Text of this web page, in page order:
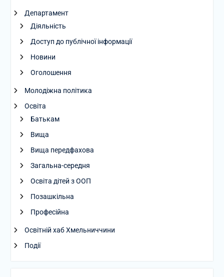
Департамент
Діяльність
Доступ до публічної інформації
Новини
Оголошення
Молодіжна політика
Освіта
Батькам
Вища
Вища передфахова
Загальна-середня
Освіта дітей з ООП
Позашкільна
Професійна
Освітній хаб Хмельниччини
Події